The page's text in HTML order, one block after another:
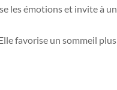
les émotions et invite à un
favorise un sommeil plus